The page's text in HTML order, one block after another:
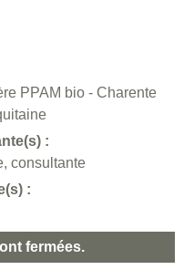
PPAM bio - Charente
:
consultante
:
fermées.